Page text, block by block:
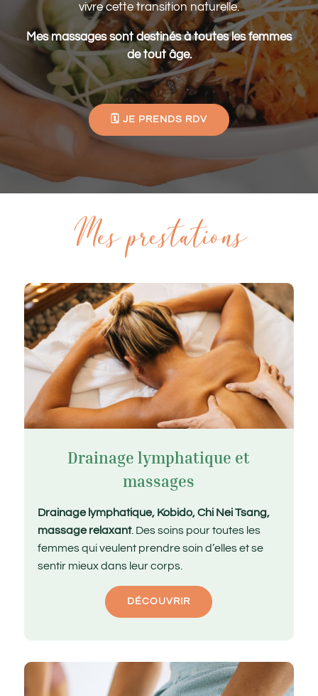
vivre cette transition naturelle.
Mes massages sont destinés à toutes les femmes
de tout âge.
🗓️ JE PRENDS RDV
Mes prestations
Drainage lymphatique et
massages
Drainage lymphatique, Kobido, Chi Nei Tsang,
massage relaxant. Des soins pour toutes les
femmes qui veulent prendre soin d’elles et se
sentir mieux dans leur corps.
DÉCOUVRIR